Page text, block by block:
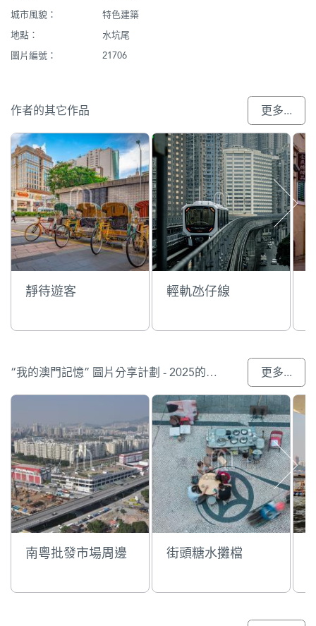
城市風貌：
特色建築
地點：
水坑尾
圖片編號：
21706
作者的其它作品 更多...
靜待遊客 輕軌氹仔線
“我的澳門記憶” 圖片分享計劃 - 2025的入選作品 更多...
南粵批發市場周邊 街頭糖水攤檔